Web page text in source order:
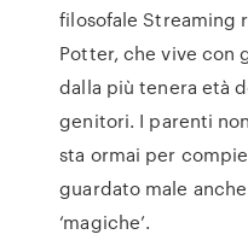
filosofale Streaming
Potter, che vive con
dalla più tenera età
genitori. I parenti
sta ormai per
guardato male
‘magiche’.